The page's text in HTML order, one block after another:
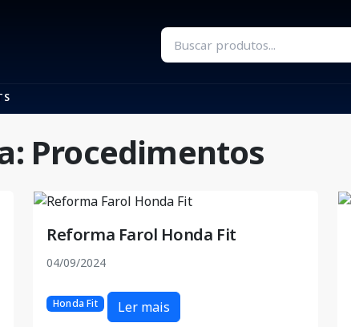
Procedimentos
Reforma Farol Honda Fit
04/09/2024
Honda Fit Ler mais